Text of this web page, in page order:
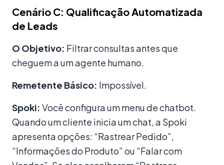
Cenário C: Qualificação Automatizada
de Leads
O Objetivo: Filtrar consultas antes que
cheguem a um agente humano.
Remetente Básico: Impossível.
Spoki: Você configura um menu de chatbot.
Quando um cliente inicia um chat, a Spoki
apresenta opções: “Rastrear Pedido”,
“Informações do Produto” ou “Falar com